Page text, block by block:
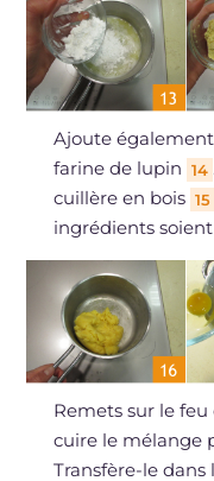
Ajoute
farine de lupin 14
cuillère en bois 15
ingrédients
Remets sur le
cuire le mélange
Transfère-le